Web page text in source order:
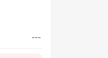
---